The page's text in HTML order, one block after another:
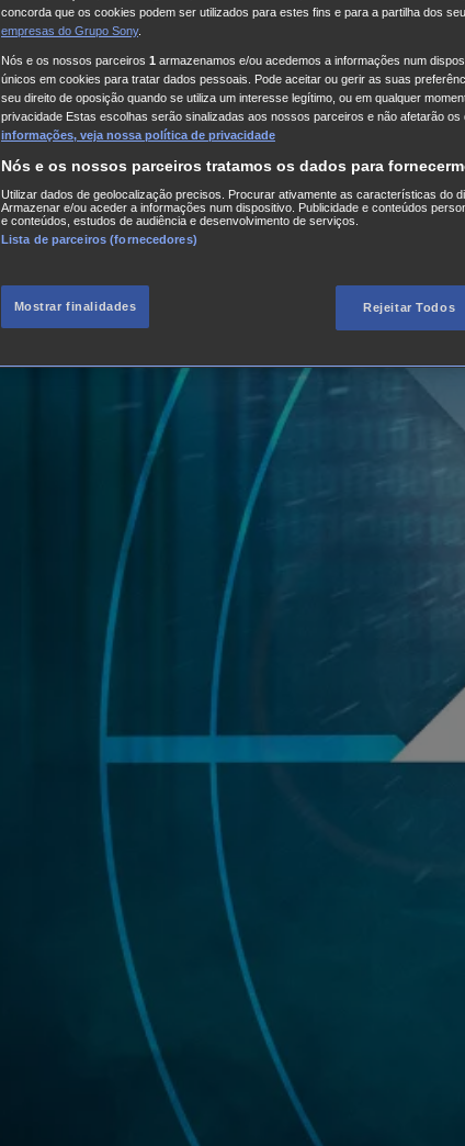
concorda que os cookies podem ser utilizados para estes fins e para a partilha dos
empresas do Grupo Sony.
Nós e os nossos parceiros 1 armazenamos e/ou acedemos a informações num
únicos em cookies para tratar dados pessoais. Pode aceitar ou gerir as suas
seu direito de oposição quando se utiliza um interesse legítimo, ou em qualquer
privacidade Estas escolhas serão sinalizadas aos nossos parceiros e não afetarão os
informações, veja nossa política de privacidade
Nós e os nossos parceiros tratamos os dados para
Utilizar dados de geolocalização precisos. Procurar ativamente as características do
Armazenar e/ou aceder a informações num dispositivo. Publicidade e conteúdos
e conteúdos, estudos de audiência e desenvolvimento de serviços.
Lista de parceiros (fornecedores)
Mostrar finalidades Rejeitar Todos